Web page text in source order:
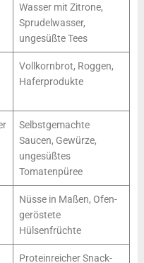
Wasser mit Zitrone,
Sprudelwasser,
ungesüßte Tees
Vollkornbrot, Roggen,
Haferprodukte
Selbstgemachte
Saucen, Gewürze,
ungesüßtes
Tomatenpüree
Nüsse in Maßen, Ofen-
geröstete
Hülsenfrüchte
Proteinreicher Snack-